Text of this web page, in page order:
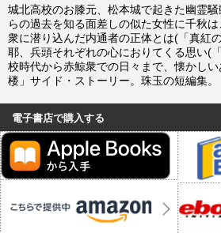
城北高校のお膝元、松本城で起きた幽霊
らの過去を知る面差しの似た女性に千秋
衆に潜り込んだ内通者の正体とは(「真紅
耶、兵頭それぞれの心におりてくる思い(
校時代から赤鯨衆での日々まで、懐かし
楼」サイド・ストーリー。珠玉の短編集。
電子書店で購入する